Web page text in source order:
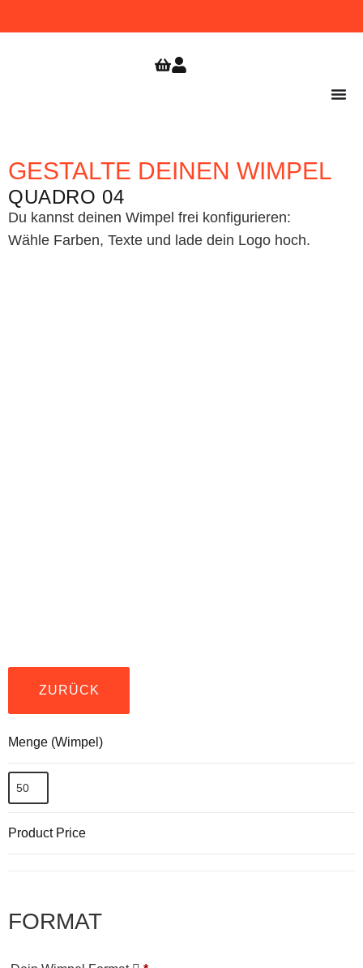
SHOPERÖFFNUNG
GESTALTE DEINEN WIMPEL
QUADRO 04
Du kannst deinen Wimpel frei konfigurieren:
Wähle Farben, Texte und lade dein Logo hoch.
ZURÜCK
Menge (Wimpel)
Product Price
FORMAT